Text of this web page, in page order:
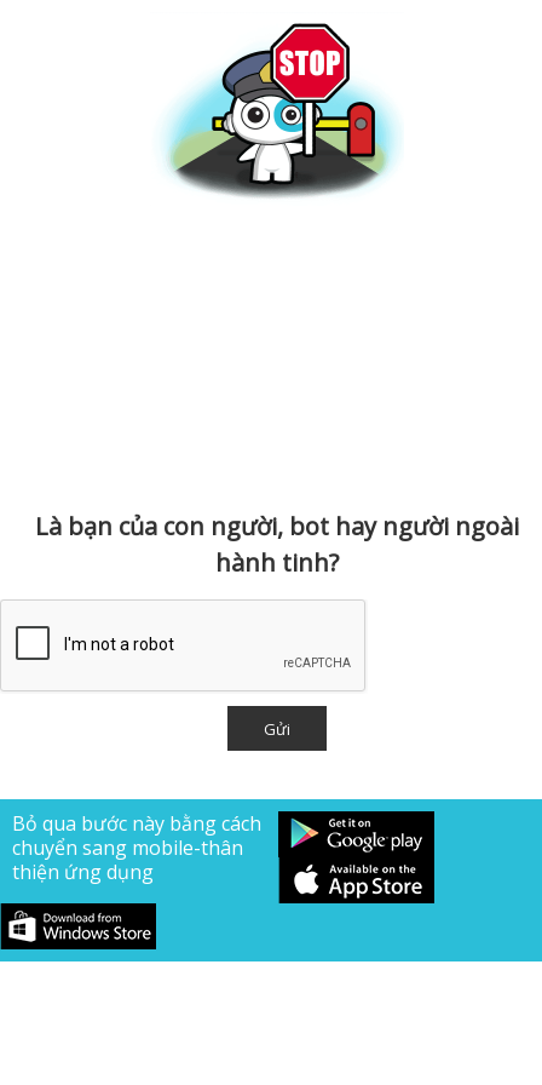
Là bạn của con người, bot hay người ngoài
hành tinh?
Bỏ qua bước này bằng cách
chuyển sang mobile-thân
thiện ứng dụng